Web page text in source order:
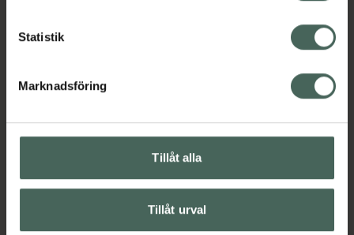
Statistik
Marknadsföring
Tillåt alla
Tillåt urval
syd till Lappland i norr, och online i mobilen och på
datorn. Oavsett vem du är så är det vårt uppdrag att
med oss.
Hitta apotek